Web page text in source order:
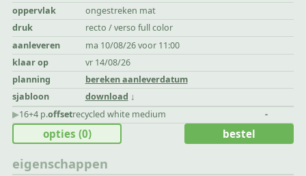
oppervlak
ongestreken mat
druk
recto / verso full color
aanleveren
ma 10/08/26 voor 11:00
klaar op
vr 14/08/26
planning
bereken aanleverdatum
sjabloon
download
▶︎16+4 p.offsetrecycled white medium -
eigenschappen
opties (0) bestel